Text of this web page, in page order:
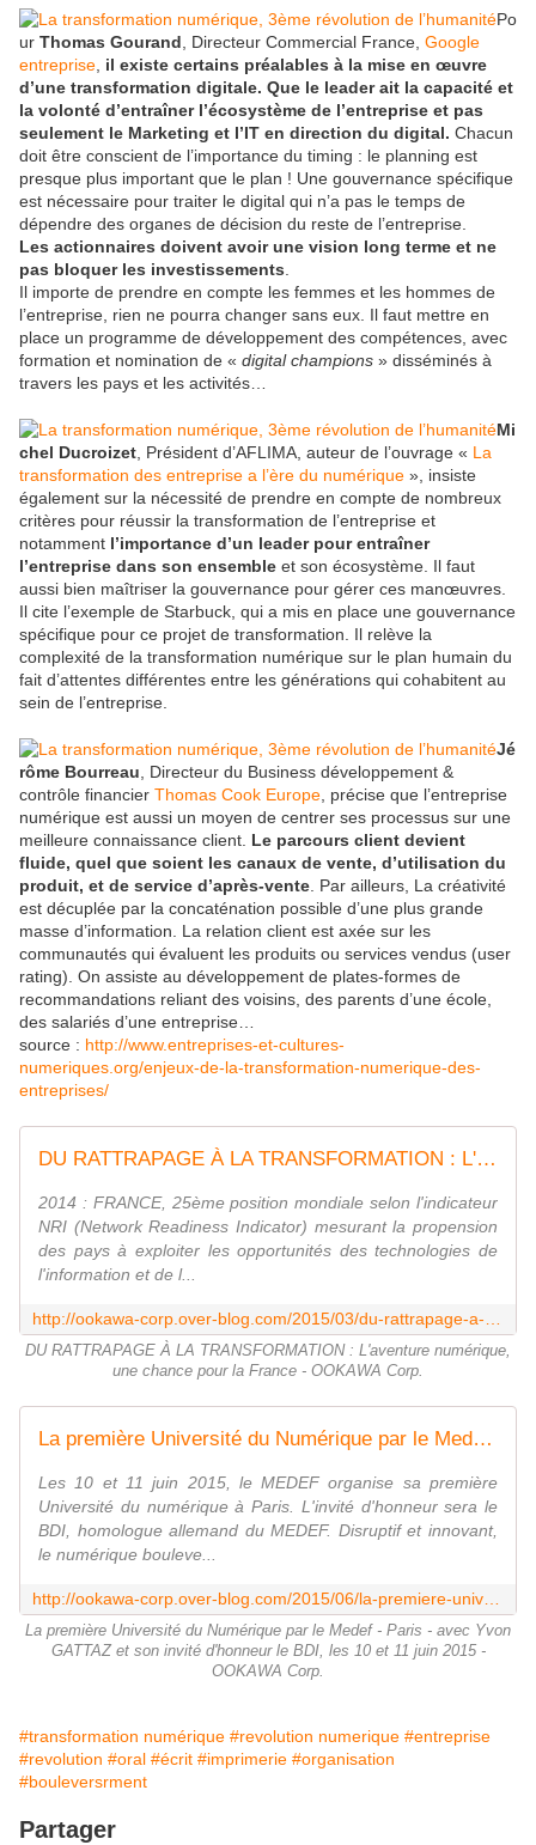
Po
ur Thomas Gourand , Directeur Commercial France, Google
entreprise il existe certains préalables à la mise en œuvre
d’une transformation digitale. Que le leader ait la capacité et
la volonté d’entraîner l’écosystème de l’entreprise et pas
seulement le Marketing et l’IT en direction du digital. Chacun
doit être conscient de l’importance du timing : le planning est
presque plus important que le plan ! Une gouvernance spécifique
est nécessaire pour traiter le digital qui n’a pas le temps de
dépendre des organes de décision du reste de l’entreprise.
Les actionnaires doivent avoir une vision long terme et ne
pas bloquer les investissements
Il importe de prendre en compte les femmes et les hommes de
l’entreprise, rien ne pourra changer sans eux. Il faut mettre en
place un programme de développement des compétences, avec
formation et nomination de « digital champions » disséminés à
travers les pays et les activités…
Mi
chel Ducroizet , Président d’AFLIMA, auteur de l’ouvrage « La
transformation des entreprise a l’ère du numérique », insiste
également sur la nécessité de prendre en compte de nombreux
critères pour réussir la transformation de l’entreprise et
notamment l’importance d’un leader pour entraîner
l’entreprise dans son ensemble et son écosystème. Il faut
aussi bien maîtriser la gouvernance pour gérer ces manœuvres.
Il cite l’exemple de Starbuck, qui a mis en place une gouvernance
spécifique pour ce projet de transformation. Il relève la
complexité de la transformation numérique sur le plan humain du
fait d’attentes différentes entre les générations qui cohabitent au
sein de l’entreprise.
Jé
rôme Bourreau , Directeur du Business développement &
contrôle financier Thomas Cook Europe , précise que l’entreprise
numérique est aussi un moyen de centrer ses processus sur une
meilleure connaissance client. Le parcours client devient
fluide, quel que soient les canaux de vente, d’utilisation du
produit, et de service d’après-vente . Par ailleurs, La créativité
est décuplée par la concaténation possible d’une plus grande
masse d’information. La relation client est axée sur les
communautés qui évaluent les produits ou services vendus (user
rating). On assiste au développement de plates-formes de
recommandations reliant des voisins, des parents d’une école,
des salariés d’une entreprise…
source : http://www.entreprises-et-cultures-
numeriques.org/enjeux-de-la-transformation-numerique-des-
entreprises/​
DU RATTRAPAGE À LA TRANSFORMATION : L'aventure numérique, une chance pour la France - OOKAWA Corp.
2014 : FRANCE, 25ème position mondiale selon l'indicateur
NRI (Network Readiness Indicator) mesurant la propension
des pays à exploiter les opportunités des technologies de
l'information et de l...
DU RATTRAPAGE À LA TRANSFORMATION : L'aventure numérique,
une chance pour la France - OOKAWA Corp.
La première Université du Numérique par le Medef - Paris - avec Yvon GATTAZ et son invité d'honneur le BDI, les 10 et 11 juin 2015 - OOKAWA Corp.
Les 10 et 11 juin 2015, le MEDEF organise sa première
Université du numérique à Paris. L'invité d'honneur sera le
BDI, homologue allemand du MEDEF. Disruptif et innovant,
le numérique bouleve...
La première Université du Numérique par le Medef - Paris - avec Yvon
GATTAZ et son invité d'honneur le BDI, les 10 et 11 juin 2015 -
OOKAWA Corp.
#transformation numérique #revolution numerique #entreprise
#revolution #oral #écrit #imprimerie #organisation
#bouleversrment
Partager